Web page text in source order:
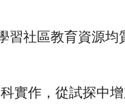
社區教育資源均
實作，從試探中